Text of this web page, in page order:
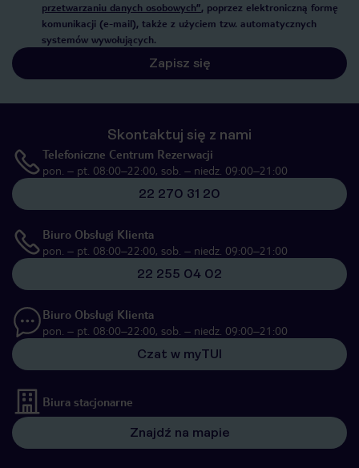
przetwarzaniu danych osobowych”, poprzez elektroniczną formę
komunikacji (e-mail), także z użyciem tzw. automatycznych
systemów wywołujących.
Zapisz się
Skontaktuj się z nami
Telefoniczne Centrum Rezerwacji
pon. – pt. 08:00–22:00, sob. – niedz. 09:00–21:00
22 270 31 20
Biuro Obsługi Klienta
pon. – pt. 08:00–22:00, sob. – niedz. 09:00–21:00
22 255 04 02
Biuro Obsługi Klienta
pon. – pt. 08:00–22:00, sob. – niedz. 09:00–21:00
Czat w myTUI
Biura stacjonarne
Znajdź na mapie